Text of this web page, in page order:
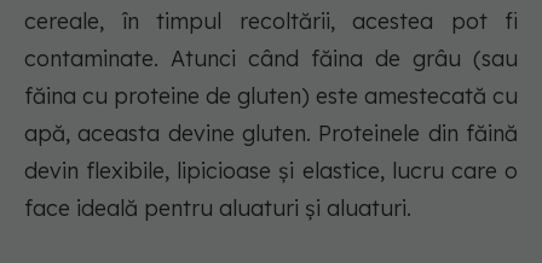
cereale, în timpul recoltării, acestea pot fi
contaminate. Atunci când făina de grâu (sau
făina cu proteine de gluten) este amestecată cu
apă, aceasta devine gluten. Proteinele din făină
devin flexibile, lipicioase și elastice, lucru care o
face ideală pentru aluaturi și aluaturi.